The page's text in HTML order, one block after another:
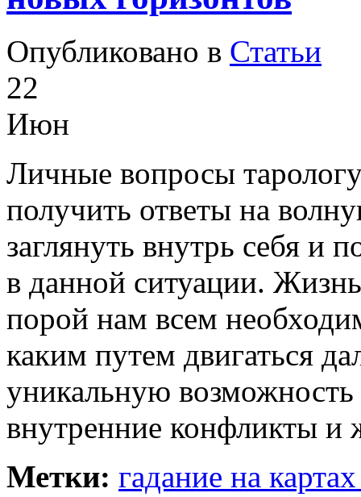
Опубликовано в Статьи
22
Июн
Личные вопросы
получить ответы на
заглянуть внутрь себя и
в данной ситуации.
порой нам всем
каким путем двигаться
уникальную
внутренние конфликты
Метки: гадание на